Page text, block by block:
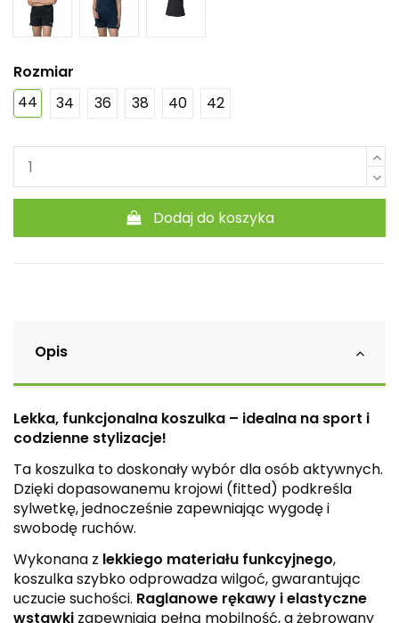
Rozmiar
44
34 36 38 40 42
Dodaj do koszyka
Opis
Lekka, funkcjonalna koszulka – idealna na sport i
codzienne stylizacje!
Ta koszulka to doskonały wybór dla osób aktywnych.
Dzięki dopasowanemu krojowi (fitted) podkreśla
sylwetkę, jednocześnie zapewniając wygodę i
swobodę ruchów.
Wykonana z lekkiego materiału funkcyjnego,
koszulka szybko odprowadza wilgoć, gwarantując
uczucie suchości. Raglanowe rękawy i elastyczne
wstawki zapewniają pełną mobilność, a żebrowany